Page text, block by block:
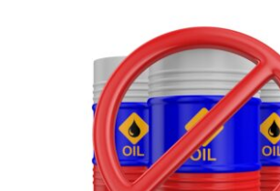
Sanktionen bremsen russische
Gaza – Heizöl etwas teurer
HeizölNews IEA Naher Osten Russland
Schattenflotte